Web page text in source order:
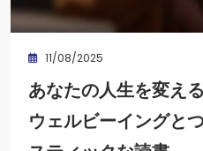
11/08/2025
あなたの人生を変え
ウェルビーイングと